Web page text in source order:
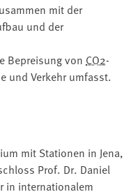
mit der
und der
Bepreisung von CO2-
und Verkehr umfasst.
mit Stationen in Jena,
Prof. Dr. Daniel
in internationalem